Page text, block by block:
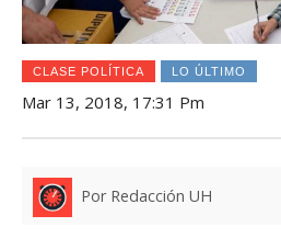
CLASE POLÍTICA LO ÚLTIMO
Mar 13, 2018, 17:31 Pm
Por Redacción UH